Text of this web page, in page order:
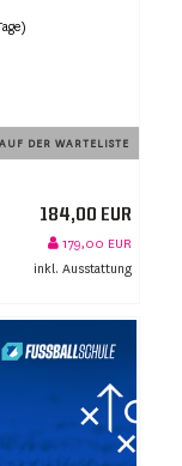
DER WARTELISTE
184,00 EUR
179,00 EUR
inkl. Ausstattung